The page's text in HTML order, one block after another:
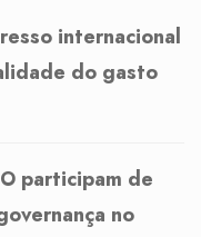
internacional
do gasto
participam de
no